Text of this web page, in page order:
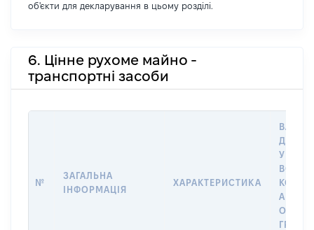
об'єкти для декларування в цьому розділі.
6. Цінне рухоме майно -
транспортні засоби
№
ЗАГАЛЬНА
ІНФОРМАЦІЯ
ХАРАКТЕРИСТИКА
ДАТУ
У
АБО